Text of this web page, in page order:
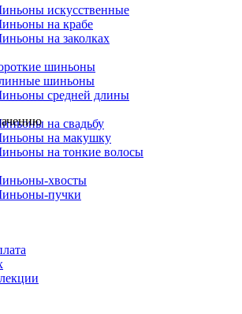
искусственные
на крабе
на заколках
шиньоны
шиньоны
средней длины
на свадьбу
на макушку
на тонкие волосы
хвосты
пучки